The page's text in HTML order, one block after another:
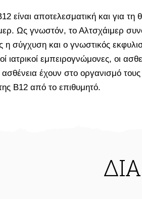
είναι αποτελεσματική και για τη
Ως γνωστόν, το Αλτσχάιμερ
σύγχυση και ο γνωστικός
εμπειρογνώμονες, οι
έχουν στο οργανισμό τους
Β12 από το επιθυμητό.